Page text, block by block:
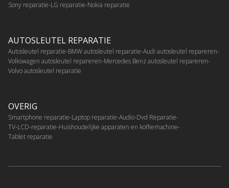
Sony reparatie LG reparatie Nokia reparatie
AUTOSLEUTEL REPARATIE
Autosleutel reparatie BMW autosleutel reparatie Audi autosleutel repareren
Volkswagen autosleutel repareren Mercedes Benz autosleutel repareren
Volvo autosleutel reparatie
OVERIG
Smartphone reparatie Laptop reparatie Audio-Dvd Reparatie
TV-LCD-reparatie Huishoudelijke apparaten en koffiemachine
Tablet reparatie